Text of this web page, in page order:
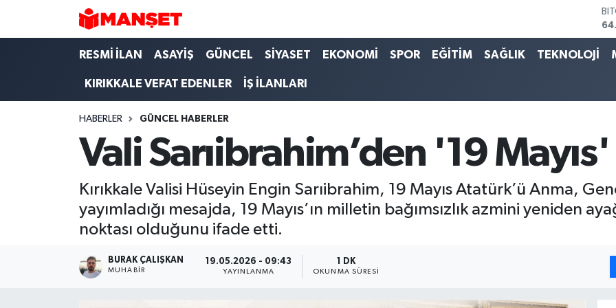
RESMİ İLAN ASAYİŞ GÜNCEL SİYASET EKONOMİ SPOR EĞİTİM SAĞLIK TEKNOLOJİ
KIRIKKALE VEFAT EDENLER İŞ İLANLARI
HABERLER GÜNCEL HABERLER
Vali Sarıibrahim’den '19 Mayıs'
Kırıkkale Valisi Hüseyin Engin Sarıibrahim, 19 Mayıs Atatürk’ü Anma,
yayımladığı mesajda, 19 Mayıs’ın milletin bağımsızlık azmini yeniden
noktası olduğunu ifade etti.
BURAK ÇALIŞKAN
MUHABIR
19.05.2026 - 09:43
YAYINLANMA
1 DK
OKUNMA SÜRESI
Hava Durumu
Trafik Durumu
Süper Lig Puan Durumu ve Fikstür
Tüm Manşetler
Son Dakika Haberleri
Haber Arşivi